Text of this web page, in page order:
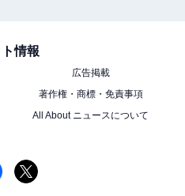
情報
広告掲載
著作権・商標・免責事項
All About ニュースについて